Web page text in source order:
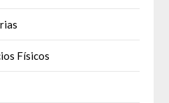
Físicos